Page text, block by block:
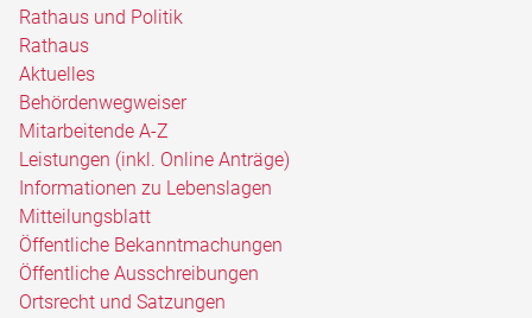
Rathaus und Politik
Rathaus
Aktuelles
Behördenwegweiser
Mitarbeitende A-Z
Leistungen (inkl. Online Anträge)
Informationen zu Lebenslagen
Mitteilungsblatt
Öffentliche Bekanntmachungen
Öffentliche Ausschreibungen
Ortsrecht und Satzungen